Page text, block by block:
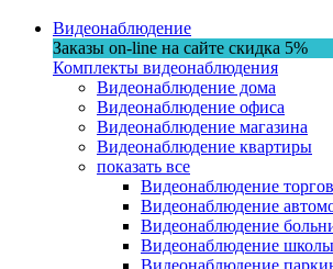
Видеонаблюдение
Заказы on-line на сaйте скидка 5%
Комплекты видеонаблюдения
Видеонаблюдение дома
Видеонаблюдение офиса
Видеонаблюдение магазина
Видеонаблюдение квартиры
показать все
Видеонаблюдение
Видеонаблюдение
Видеонаблюдение
Видеонаблюдение школы
Видеонаблюдение